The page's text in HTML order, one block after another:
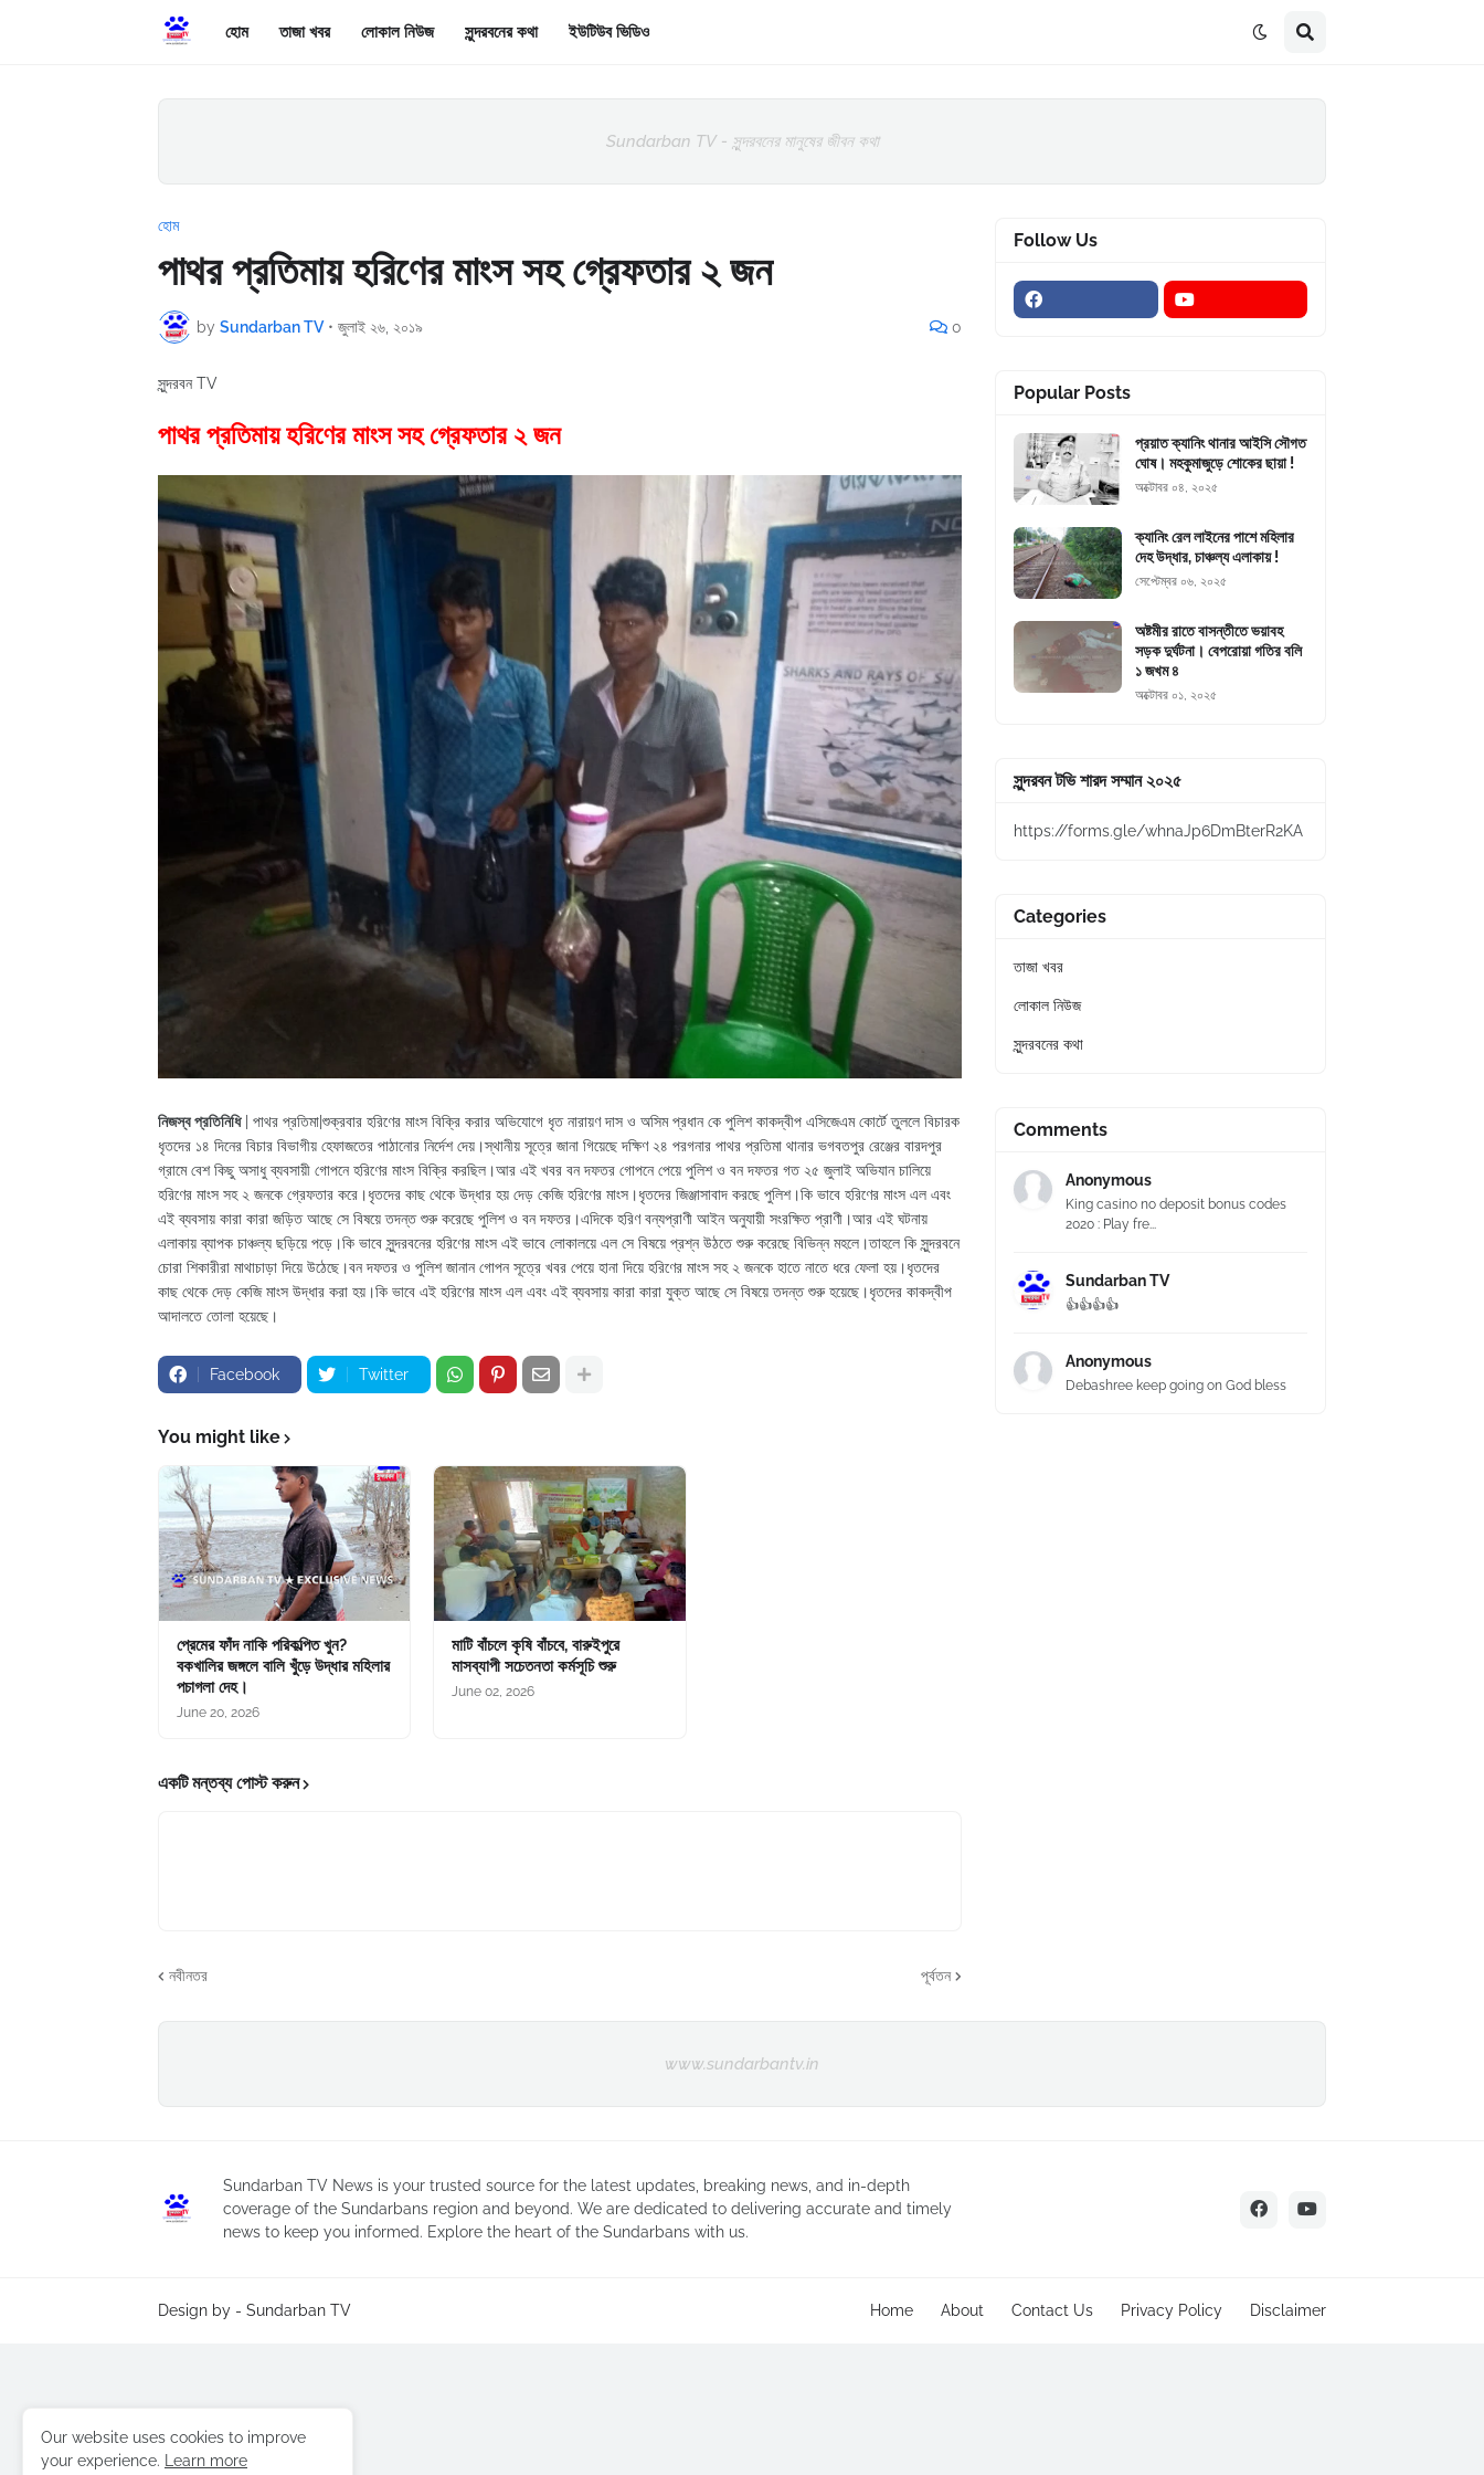
হোম তাজা খবর লোকাল নিউজ সুন্দরবনের কথা ইউটিউব ভিডিও
Sundarban TV - সুন্দরবনের মানুষের জীবন কথা
হোম
পাথর প্রতিমায় হরিণের মাংস সহ গ্রেফতার ২ জন
by Sundarban TV • জুলাই ২৬, ২০১৯ 0
সুন্দরবন TV
পাথর প্রতিমায় হরিণের মাংস সহ গ্রেফতার ২ জন
নিজস্ব প্রতিনিধি| পাথর প্রতিমা|শুক্রবার হরিণের মাংস বিক্রি করার অভিযোগে ধৃত নারায়ণ দাস ও অসিম প্রধান কে পুলিশ কাকদ্বীপ এসিজেএম কোর্টে তুললে বিচারক
ধৃতদের ১৪ দিনের বিচার বিভাগীয় হেফাজতের পাঠানোর নির্দেশ দেয়।স্থানীয় সূত্রে জানা গিয়েছে দক্ষিণ ২৪ পরগনার পাথর প্রতিমা থানার ভগবতপুর রেঞ্জের বারদপুর
গ্রামে বেশ কিছু অসাধু ব্যবসায়ী গোপনে হরিণের মাংস বিক্রি করছিল।আর এই খবর বন দফতর গোপনে পেয়ে পুলিশ ও বন দফতর গত ২৫ জুলাই অভিযান চালিয়ে
হরিণের মাংস সহ ২ জনকে গ্রেফতার করে।ধৃতদের কাছ থেকে উদ্ধার হয় দেড় কেজি হরিণের মাংস।ধৃতদের জিঞ্জাসাবাদ করছে পুলিশ।কি ভাবে হরিণের মাংস এল এবং
এই ব্যবসায় কারা কারা জড়িত আছে সে বিষয়ে তদন্ত শুরু করেছে পুলিশ ও বন দফতর।এদিকে হরিণ বন্যপ্রাণী আইন অনুযায়ী সংরক্ষিত প্রাণী।আর এই ঘটনায়
এলাকায় ব্যাপক চাঞ্চল্য ছড়িয়ে পড়ে।কি ভাবে সুন্দরবনের হরিণের মাংস এই ভাবে লোকালয়ে এল সে বিষয়ে প্রশ্ন উঠতে শুরু করেছে বিভিন্ন মহলে।তাহলে কি সুন্দরবনে
চোরা শিকারীরা মাথাচাড়া দিয়ে উঠেছে।বন দফতর ও পুলিশ জানান গোপন সূত্রে​ খবর পেয়ে হানা দিয়ে হরিণের মাংস সহ ২ জনকে হাতে নাতে ধরে ফেলা হয়।ধৃতদের
কাছ থেকে দেড় কেজি মাংস উদ্ধার করা হয়।কি ভাবে এই হরিণের মাংস এল এবং এই ব্যবসায় কারা কারা যুক্ত আছে সে বিষয়ে তদন্ত শুরু হয়েছে।ধৃতদের কাকদ্বীপ
আদালতে তোলা হয়েছে।
Facebook Twitter
You might like
প্রেমের ফাঁদ নাকি পরিকল্পিত খুন?
বকখালির জঙ্গলে বালি খুঁড়ে উদ্ধার মহিলার
পচাগলা দেহ।
June 20, 2026
মাটি বাঁচলে কৃষি বাঁচবে, বারুইপুরে
মাসব্যাপী সচেতনতা কর্মসূচি শুরু
June 02, 2026
একটি মন্তব্য পোস্ট করুন
নবীনতর পূর্বতন
Follow Us
Popular Posts
প্রয়াত ক্যানিং থানার আইসি সৌগত
ঘোষ। মহকুমাজুড়ে শোকের ছায়া !
অক্টোবর ০৪, ২০২৫
ক্যানিং রেল লাইনের পাশে মহিলার
দেহ উদ্ধার, চাঞ্চল্য এলাকায় !
সেপ্টেম্বর ০৬, ২০২৫
অষ্টমীর রাতে বাসন্তীতে ভয়াবহ
সড়ক দুর্ঘটনা। বেপরোয়া গতির বলি
১ জখম ৪
অক্টোবর ০১, ২০২৫
সুন্দরবন টভি শারদ সম্মান ২০২৫
https://forms.gle/whnaJp6DmBterR2KA
Categories
তাজা খবর
লোকাল নিউজ
সুন্দরবনের কথা
Comments
Anonymous
King casino no deposit bonus codes
2020 : Play fre...
Sundarban TV
👍👍👍👍
Anonymous
Debashree keep going on God bless
www.sundarbantv.in
Sundarban TV News is your trusted source for the latest updates, breaking news, and in-depth
coverage of the Sundarbans region and beyond. We are dedicated to delivering accurate and timely
news to keep you informed. Explore the heart of the Sundarbans with us.
Design by - Sundarban TV Home About Contact Us Privacy Policy Disclaimer
Our website uses cookies to improve
your experience.
Learn more